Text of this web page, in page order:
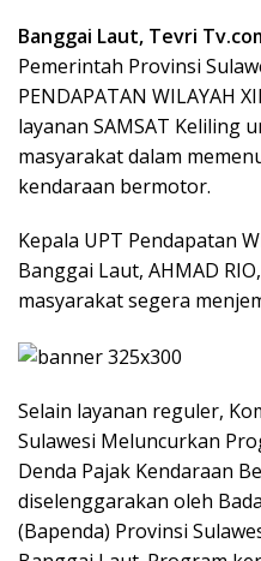
Banggai Laut, Tevri
Pemerintah Provinsi
PENDAPATAN WILAYAH
layanan SAMSAT Keliling
masyarakat dalam
kendaraan bermotor.
Kepala UPT Pendapatan
Banggai Laut, AHMAD
masyarakat segera
Selain layanan reguler,
Sulawesi Meluncurkan
Denda Pajak Kendaraan
diselenggarakan oleh
(Bapenda) Provinsi